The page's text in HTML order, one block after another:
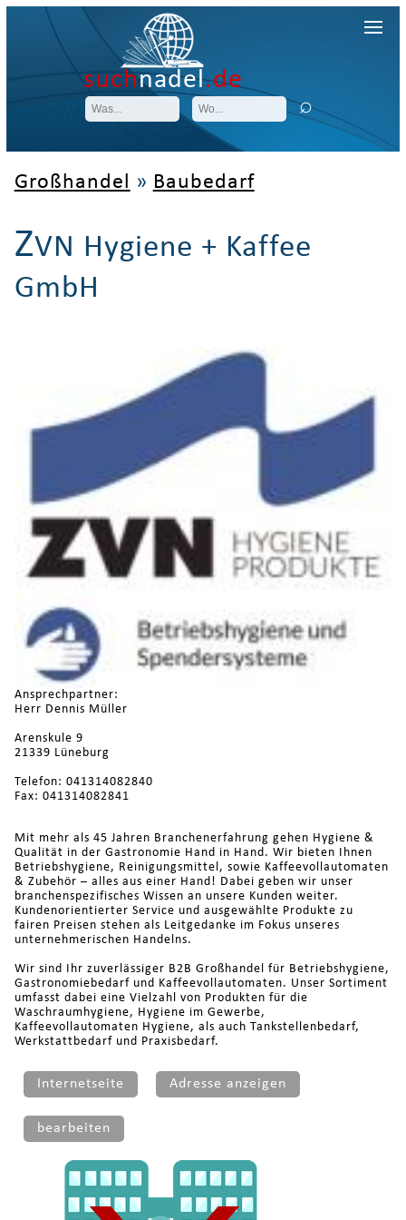
suchnadel.de
Großhandel » Baubedarf
ZVN Hygiene + Kaffee
GmbH
Ansprechpartner:
Herr Dennis Müller
Arenskule 9
21339 Lüneburg
Telefon: 041314082840
Fax: 041314082841
Mit mehr als 45 Jahren Branchenerfahrung gehen Hygiene &
Qualität in der Gastronomie Hand in Hand. Wir bieten Ihnen
Betriebshygiene, Reinigungsmittel, sowie Kaffeevollautomaten
& Zubehör – alles aus einer Hand! Dabei geben wir unser
branchenspezifisches Wissen an unsere Kunden weiter.
Kundenorientierter Service und ausgewählte Produkte zu
fairen Preisen stehen als Leitgedanke im Fokus unseres
unternehmerischen Handelns.
Wir sind Ihr zuverlässiger B2B Großhandel für Betriebshygiene,
Gastronomiebedarf und Kaffeevollautomaten. Unser Sortiment
umfasst dabei eine Vielzahl von Produkten für die
Waschraumhygiene, Hygiene im Gewerbe,
Kaffeevollautomaten Hygiene, als auch Tankstellenbedarf,
Werkstattbedarf und Praxisbedarf.
Internetseite Adresse anzeigen
bearbeiten